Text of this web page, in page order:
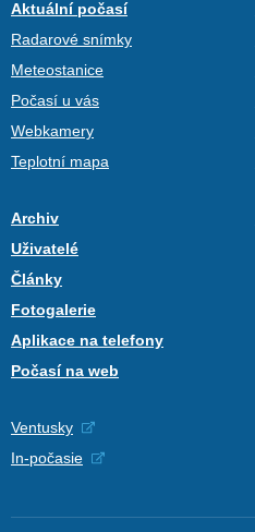
Aktuální počasí
Radarové snímky
Meteostanice
Počasí u vás
Webkamery
Teplotní mapa
Archiv
Uživatelé
Články
Fotogalerie
Aplikace na telefony
Počasí na web
Ventusky
In-počasie